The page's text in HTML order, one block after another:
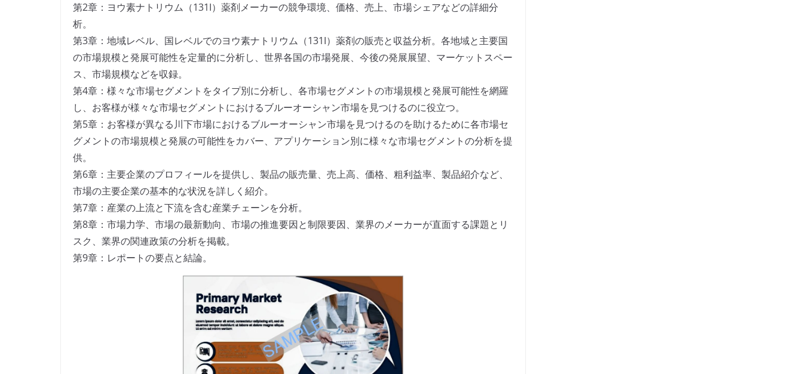
第2章：ヨウ素ナトリウム（131I）薬剤メーカーの競争環境、価格、売上、市場シェアなどの詳細分
析。
第3章：地域レベル、国レベルでのヨウ素ナトリウム（131I）薬剤の販売と収益分析。各地域と主要国
の市場規模と発展可能性を定量的に分析し、世界各国の市場発展、今後の発展展望、マーケットスペー
ス、市場規模などを収録。
第4章：様々な市場セグメントをタイプ別に分析し、各市場セグメントの市場規模と発展可能性を網羅
し、お客様が様々な市場セグメントにおけるブルーオーシャン市場を見つけるのに役立つ。
第5章：お客様が異なる川下市場におけるブルーオーシャン市場を見つけるのを助けるために各市場セ
グメントの市場規模と発展の可能性をカバー、アプリケーション別に様々な市場セグメントの分析を提
供。
第6章：主要企業のプロフィールを提供し、製品の販売量、売上高、価格、粗利益率、製品紹介など、
市場の主要企業の基本的な状況を詳しく紹介。
第7章：産業の上流と下流を含む産業チェーンを分析。
第8章：市場力学、市場の最新動向、市場の推進要因と制限要因、業界のメーカーが直面する課題とリ
スク、業界の関連政策の分析を掲載。
第9章：レポートの要点と結論。